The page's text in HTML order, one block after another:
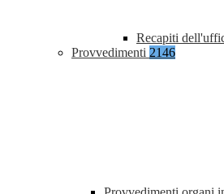
Recapiti
Provvedimenti 2146